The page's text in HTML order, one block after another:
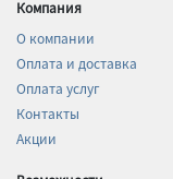
Компания
О компании
Оплата и доставка
Оплата услуг
Контакты
Акции